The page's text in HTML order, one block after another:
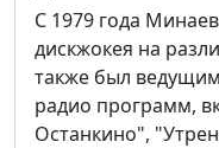
С 1979 года
дискжокея на
также был
радио программ,
Останкино",